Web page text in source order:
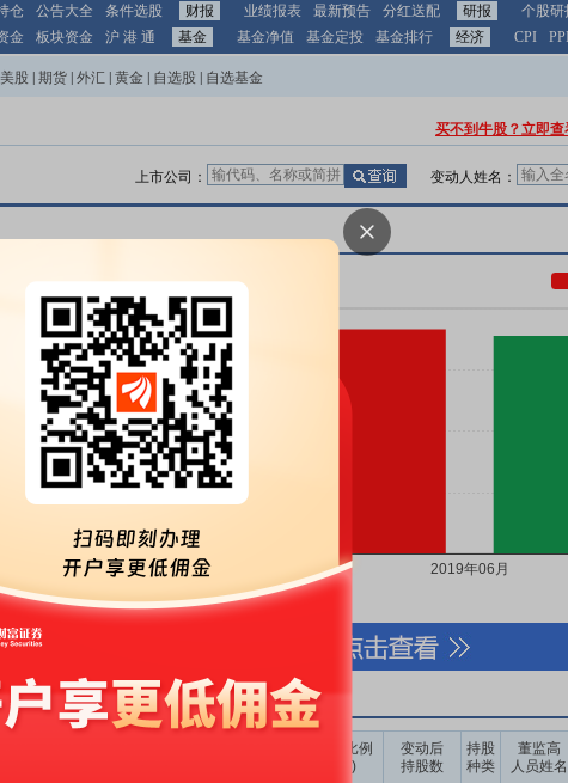
仓 公告大全 条件选股 财报 业绩报表 最新预告 分红送配 研报 个股研
金 板块资金 沪 港 通 基金 基金净值 基金定投 基金排行 经济 CPI
美股 期货 外汇 黄金 自选股 自选基金
买不到牛股？立即
变动人姓名：
上市公司：
按股份金额(万元) 按股份数量(万股)
变动比例
(‰)
变动后
持股数
持股
种类
董监高
人员姓名